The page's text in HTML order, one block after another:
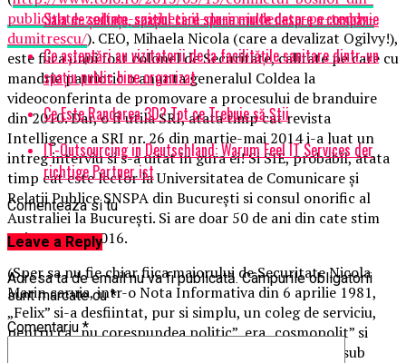
publicitate-zoltan-szigheti-il-da-in-judecata-pe-teddy-
dumitrescu/). CEO, Mihaela Nicola (care a devalizat Ogilvy!),
este fiica unui fost colonel de Securitate, calitate pe care cu
mandrie patriotic o anunta generalul Coldea la
videoconferinta de promovare a procesului de branduire
din 2010. Dar, o fi utila SRI, atata timp cat revista
Intelligence a SRI nr. 26 din martie-mai 2014 i-a luat un
intreg interviu si s-a uitat in gura ei! Si SIE, probabil, atata
timp cat este lector la Universitatea de Comunicare şi
Relaţii Publice SNSPA din Bucureşti si consul onorific al
Australiei la Bucureşti. Si are doar 50 de ani din cate stim
noi pe 01.01.2016.
(Sper sa nu fie chiar fiica maiorului de Securitate Nicola
Marin caruia, intr-o Nota Informativa din 6 aprilie 1981,
„Felix” si-a desfiintat, pur si simplu, un coleg de serviciu,
pentru ca „nu corespundea politic”, era „cosmopolit” si
„fuma tigari straine si bea bauturi straine”! Luati-o sub
Sala de ședințe, spațiul care spune multe despre o companie
Ce așteptări au vizitatorii de la facilitățile sanitare dintr-un
spațiu public bine organizat
Ce Este Randarea 3D? Tot ce Trebuie să Știi
IT-Outsourcing in Deutschland: Warum Feel IT Services der
richtige Partner ist
Comenteaza si tu
Leave a Reply
Adresa ta de email nu va fi publicată. Câmpurile obligatorii
sunt marcate cu*
Comentariu*